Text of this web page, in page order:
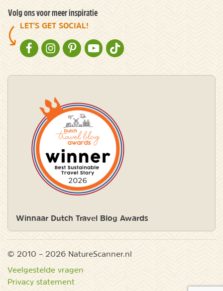
Volg ons voor meer inspiratie
LET'S GET SOCIAL!
NATURESCANNER OP FACEBOOK
NATURESCANNER OP INSTAGRAM
NATURESCANNER OP PINTEREST
NATURESCANNER OP YOUTUBE
NATURESCANNER OP TIKTOK
Winnaar Dutch Travel Blog Awards
© 2010 – 2026 NatureScanner.nl
Veelgestelde vragen
Privacy statement